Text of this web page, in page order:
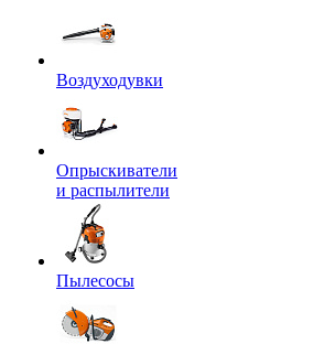
Воздуходувки
Опрыскиватели
и распылители
Пылесосы